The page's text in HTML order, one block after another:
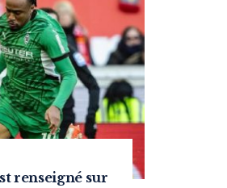
renseigné sur